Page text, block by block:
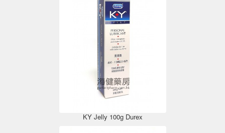
KY Jelly 100g Durex